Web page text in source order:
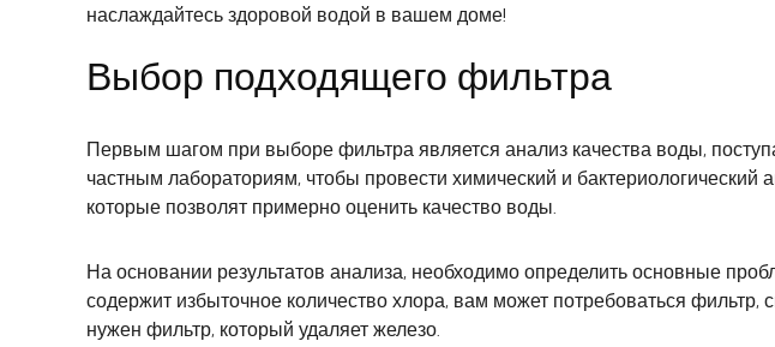
наслаждайтесь здоровой водой в вашем доме!
Выбор подходящего фильтра
Первым шагом при выборе фильтра является анализ качества воды,
частным лабораториям, чтобы провести химический и
которые позволят примерно оценить качество воды.
На основании результатов анализа, необходимо определить основные
содержит избыточное количество хлора, вам может потребоваться
нужен фильтр, который удаляет железо.